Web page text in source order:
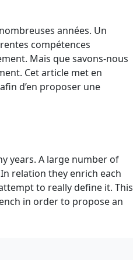
années. Un
compétences
Mais que savons-nous
Cet article met en
d’en proposer une
years. A large number of
relation they enrich each
to really define it. This
in order to propose an